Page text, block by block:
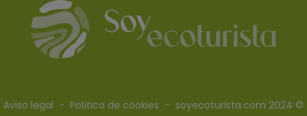
Aviso legal - Política de cookies - soyecoturista.com 2024 ©